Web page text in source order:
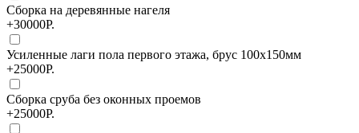
Сборка на деревянные нагеля
+30000Р.
Усиленные лаги пола первого этажа, брус 100х150мм
+25000Р.
Сборка сруба без оконных проемов
+25000Р.